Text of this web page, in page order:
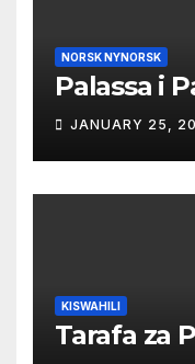
NORSK NYNORSK
Palassa i
JANUARY 25,
KISWAHILI
Tarafa za